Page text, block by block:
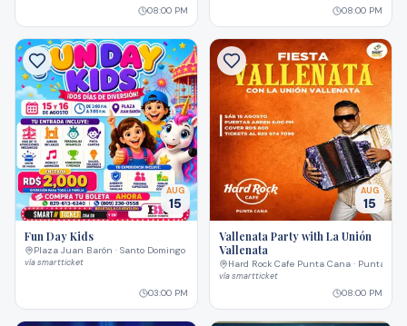
08:00 PM 08:00 PM
AUG
15
Fun Day Kids
Plaza Juan Barón · Santo Domingo
víasmartticket
03:00 PM
AUG
15
Vallenata Party with La Unión
Vallenata
Hard Rock Cafe Punta Cana · Punta
víasmartticket
08:00 PM